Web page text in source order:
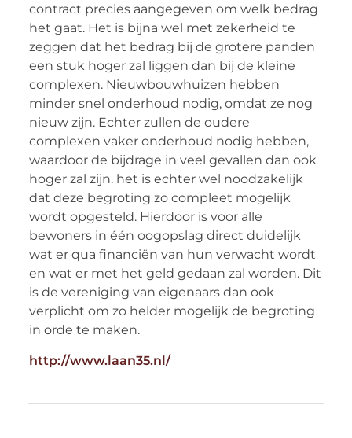
contract precies aangegeven om welk bedrag
het gaat. Het is bijna wel met zekerheid te
zeggen dat het bedrag bij de grotere panden
een stuk hoger zal liggen dan bij de kleine
complexen. Nieuwbouwhuizen hebben
minder snel onderhoud nodig, omdat ze nog
nieuw zijn. Echter zullen de oudere
complexen vaker onderhoud nodig hebben,
waardoor de bijdrage in veel gevallen dan ook
hoger zal zijn. het is echter wel noodzakelijk
dat deze begroting zo compleet mogelijk
wordt opgesteld. Hierdoor is voor alle
bewoners in één oogopslag direct duidelijk
wat er qua financiën van hun verwacht wordt
en wat er met het geld gedaan zal worden. Dit
is de vereniging van eigenaars dan ook
verplicht om zo helder mogelijk de begroting
in orde te maken.
http://www.laan35.nl/